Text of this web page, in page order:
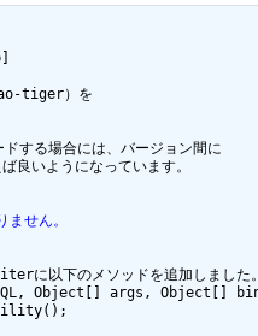
tiger）を
する場合には、バージョン間に
良いようになっています。
せん。
以下のメソッドを追加しました。